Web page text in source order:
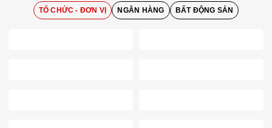
TỔ CHỨC - ĐƠN VỊ NGÂN HÀNG BẤT ĐỘNG SẢN